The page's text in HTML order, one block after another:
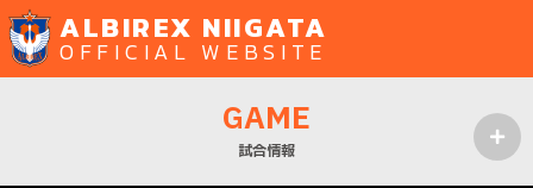
ALBIREX NIIGATA
OFFICIAL WEBSITE
GAME
試合情報